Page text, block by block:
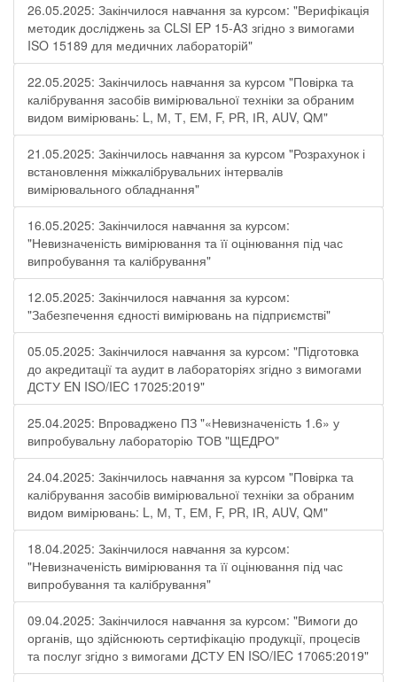
26.05.2025: Закінчилося навчання за курсом: "Верифікація
методик досліджень за CLSI EP 15-A3 згідно з вимогами
ISO 15189 для медичних лабораторій"
22.05.2025: Закінчилось навчання за курсом "Повірка та
калібрування засобів вимірювальної техніки за обраним
видом вимірювань: L, М, Т, ЕМ, F, РR, ІR, АUV, QМ"
21.05.2025: Закінчилось навчання за курсом "Розрахунок і
встановлення міжкалібрувальних інтервалів
вимірювального обладнання"
16.05.2025: Закінчилося навчання за курсом:
"Невизначеність вимірювання та її оцінювання під час
випробування та калібрування"
12.05.2025: Закінчилося навчання за курсом:
"Забезпечення єдності вимірювань на підприємстві"
05.05.2025: Закінчилося навчання за курсом: "Підготовка
до акредитації та аудит в лабораторіях згідно з вимогами
ДСТУ EN ISO/IEC 17025:2019"
25.04.2025: Впроваджено ПЗ "«Невизначеність 1.6» у
випробувальну лабораторію ТОВ "ЩЕДРО"
24.04.2025: Закінчилось навчання за курсом "Повірка та
калібрування засобів вимірювальної техніки за обраним
видом вимірювань: L, М, Т, ЕМ, F, РR, ІR, АUV, QМ"
18.04.2025: Закінчилося навчання за курсом:
"Невизначеність вимірювання та її оцінювання під час
випробування та калібрування"
09.04.2025: Закінчилося навчання за курсом: "Вимоги до
органів, що здійснюють сертифікацію продукції, процесів
та послуг згідно з вимогами ДСТУ EN ISO/IEC 17065:2019"